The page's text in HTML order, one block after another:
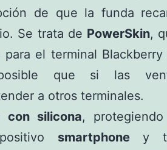
de que la funda
Se trata de PowerSkin,
el terminal Blackberry
que si las
a otros terminales.
con silicona,
smartphone y